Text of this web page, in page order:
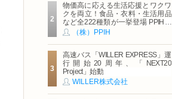
物価高に応える生活応援とワクワ
クを両立！食品・衣料・生活用品
など全222種類が一挙登場 PPIHグ
ループ「夏福袋」＆セール 8月6日
(木)より順次スタート
（株）PPIH
高速バス「WILLER EXPRESS」運
行開始20周年、「NEXT20
Project」始動
WILLER株式会社